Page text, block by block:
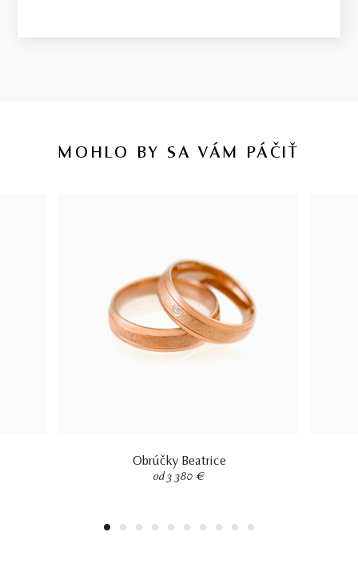
MOHLO BY SA VÁM PÁČIŤ
Obrúčky Beatrice
od 3 380 €
1 2 3 4 5 6 7 8 9 10